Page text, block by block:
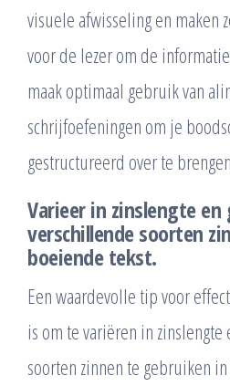
visuele afwisseling en maken
voor de lezer om de
maak optimaal gebruik van
schrijfoefeningen om je
gestructureerd over te
Varieer in zinslengte
verschillende soorten
boeiende tekst.
Een waardevolle tip voor
is om te variëren in
soorten zinnen te gebruiken